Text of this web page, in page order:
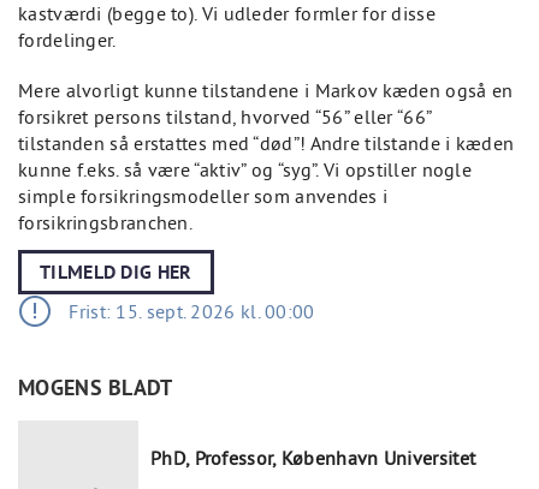
kastværdi (begge to). Vi udleder formler for disse
fordelinger.
Mere alvorligt kunne tilstandene i Markov kæden også en
forsikret persons tilstand, hvorved “56” eller “66”
tilstanden så erstattes med “død”! Andre tilstande i kæden
kunne f.eks. så være “aktiv” og “syg”. Vi opstiller nogle
simple forsikringsmodeller som anvendes i
forsikringsbranchen.
TILMELD DIG HER
Frist: 15. sept. 2026 kl. 00:00
MOGENS BLADT
PhD, Professor, København Universitet